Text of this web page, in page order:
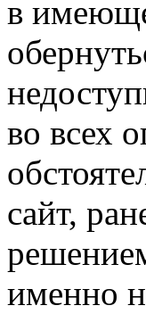
в
во всех
сайт,
именно